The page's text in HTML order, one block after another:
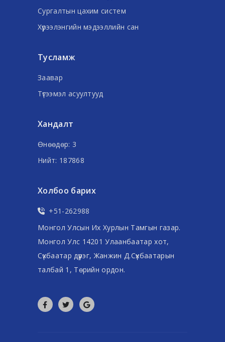
Сургалтын цахим систем
Хүрээлэнгийн мэдээллийн сан
Тусламж
Заавар
Түгээмэл асуултууд
Хандалт
Өнөөдөр: 3
Нийт: 187868
Холбоо барих
+51-262988
Монгол Улсын Их Хурлын Тамгын газар.
Монгол Улс 14201 Улаанбаатар хот,
Сүхбаатар дүүрэг, Жанжин Д.Сүхбаатарын
талбай 1, Төрийн ордон.